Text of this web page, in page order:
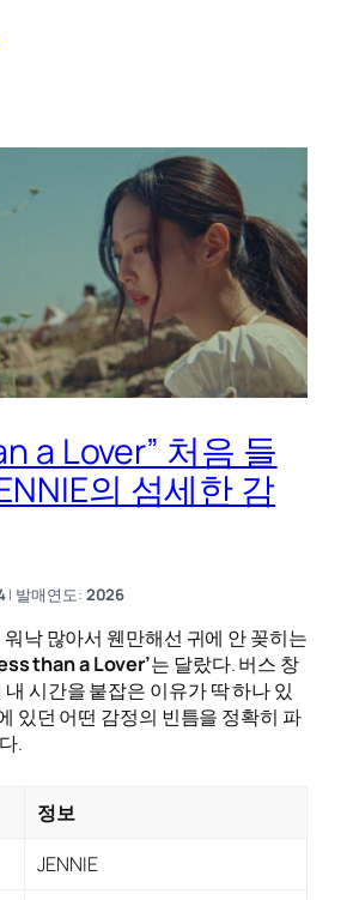
a Lover” 처음 들
의 섬세한 감
| 발매연도: 2026
워낙 많아서 웬만해선 귀에 안 꽂히는
than a Lover’는 달랐다. 버스 창
시간을 붙잡은 이유가 딱 하나 있
있던 어떤 감정의 빈틈을 정확히 파
.
정보
JENNIE